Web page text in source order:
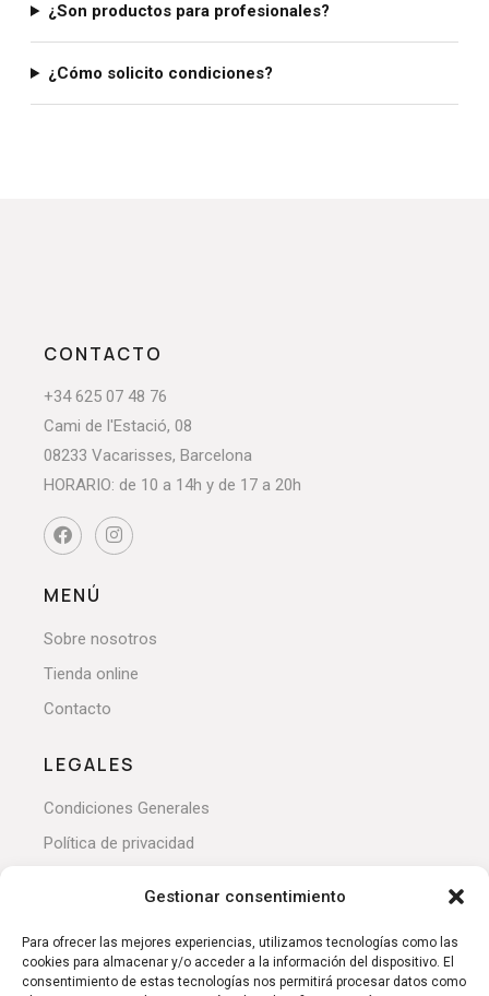
Gestionar consentimiento
Para ofrecer las mejores experiencias, utilizamos tecnologías como las
cookies para almacenar y/o acceder a la información del dispositivo. El
consentimiento de estas tecnologías nos permitirá procesar datos como
¿Son productos para profesionales?
¿Cómo solicito condiciones?
CONTACTO
+34 625 07 48 76
Cami de l'Estació, 08
08233 Vacarisses, Barcelona
HORARIO: de 10 a 14h y de 17 a 20h
MENÚ
Sobre nosotros
Tienda online
Contacto
LEGALES
Condiciones Generales
Política de privacidad
MI CUENTA